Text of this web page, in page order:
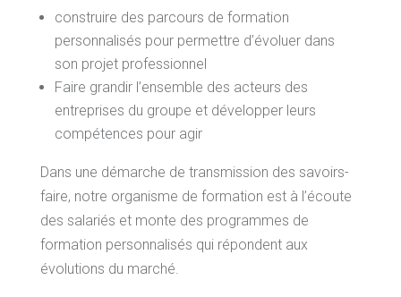
construire des parcours de formation
personnalisés pour permettre d’évoluer dans
son projet professionnel
Faire grandir l’ensemble des acteurs des
entreprises du groupe et développer leurs
compétences pour agir
Dans une démarche de transmission des savoirs-
faire, notre organisme de formation est à l’écoute
des salariés et monte des programmes de
formation personnalisés qui répondent aux
évolutions du marché.